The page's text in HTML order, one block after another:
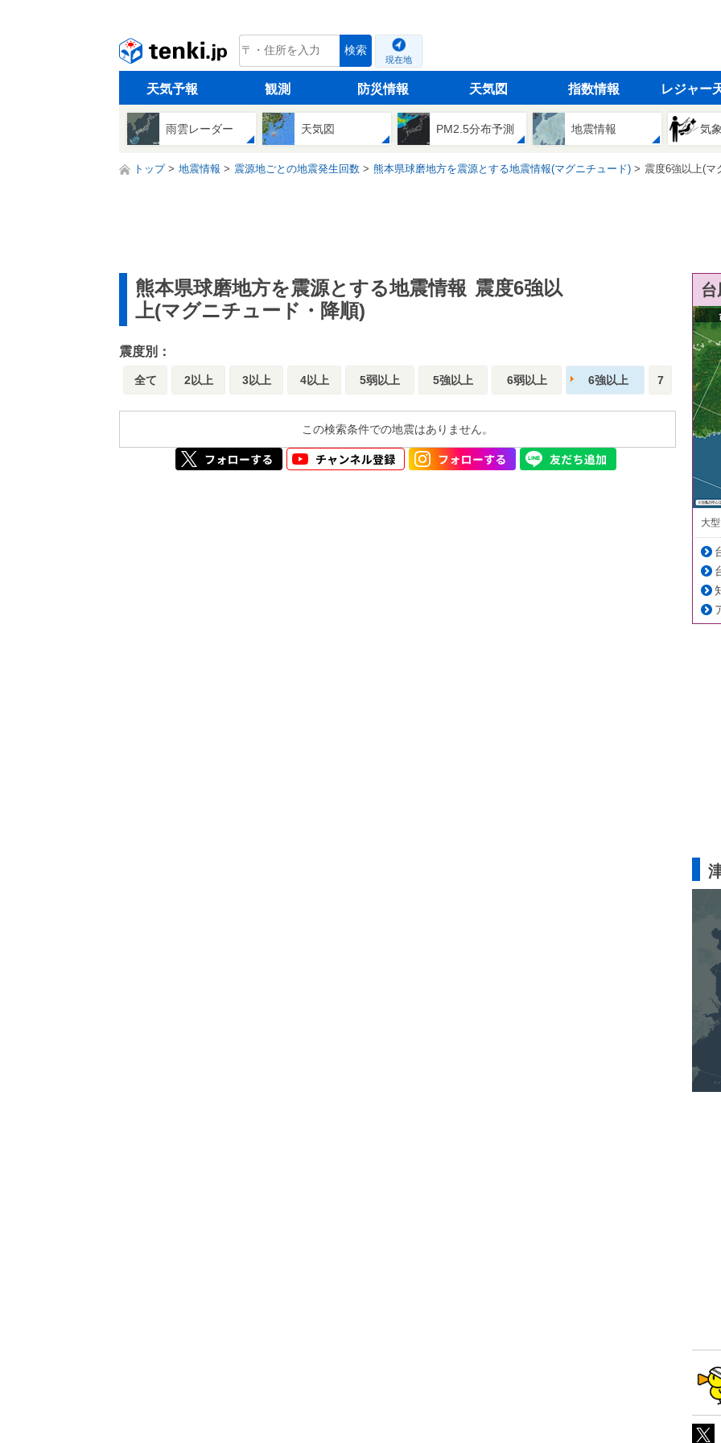
tenki.jp 検索
現在地
天気予報 観測 防災情報 天気図 指数情報 レジャー
雨雲レーダー 天気図 PM2.5分布予測 地震情報 気
トップ 地震情報 震源地ごとの地震発生回数 熊本県球磨地方を震源とする地震情報(マグニチュード) 震度6強以上(マ
熊本県球磨地方を震源とする地震情報 震度6強以
上(マグニチュード・降順)
震度別：
全て 2以上 3以上 4以上 5弱以上 5強以上 6弱以上 6強以上 7
この検索条件での地震はありません。
大